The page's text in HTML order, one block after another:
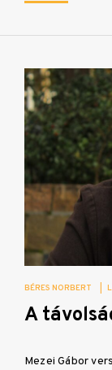
BÉRES NORBERT
A
Mezei Gábor